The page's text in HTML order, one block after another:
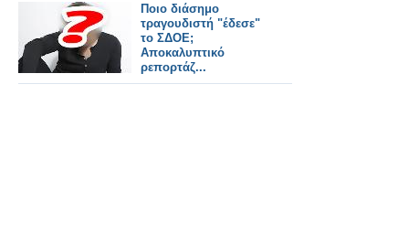
Ποιο διάσημο
τραγουδιστή "έδεσε"
το ΣΔΟΕ;
Αποκαλυπτικό
ρεπορτάζ...